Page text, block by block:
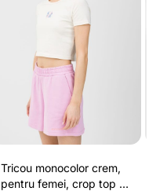
Tricou monocolor crem,
pentru femei, crop top si